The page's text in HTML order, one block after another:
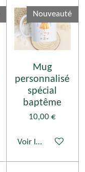
Nouveauté
Mug
personnalisé
spécial
baptême
10,00 €
Voir les détails